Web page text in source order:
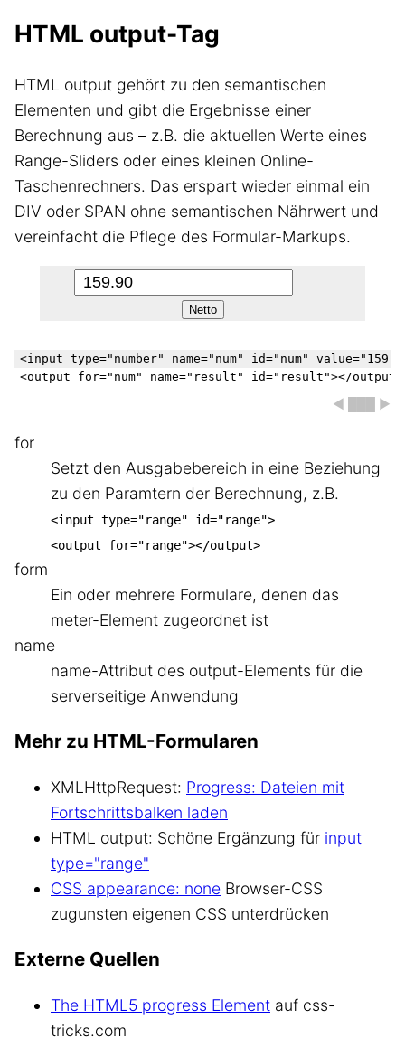
HTML output-Tag
HTML output gehört zu den semantischen
Elementen und gibt die Ergebnisse einer
Berechnung aus – z.B. die aktuellen Werte eines
Range-Sliders oder eines kleinen Online-
Taschenrechners. Das erspart wieder einmal ein
DIV oder SPAN ohne semantischen Nährwert und
vereinfacht die Pflege des Formular-Markups.
Netto
<input type="number" name="num" id="num"
◀ ███ ▶
for
Setzt den Ausgabebereich in eine Beziehung
zu den Paramtern der Berechnung, z.B.
<input type="range" id="range">
<output for="range"></output>
form
Ein oder mehrere Formulare, denen das
meter-Element zugeordnet ist
name
name-Attribut des output-Elements für die
serverseitige Anwendung
Mehr zu HTML-Formularen
XMLHttpRequest: Progress: Dateien mit
Fortschrittsbalken laden
HTML output: Schöne Ergänzung für input
type="range"
CSS appearance: none Browser-CSS
zugunsten eigenen CSS unterdrücken
Externe Quellen
The HTML5 progress Element auf css-
tricks.com